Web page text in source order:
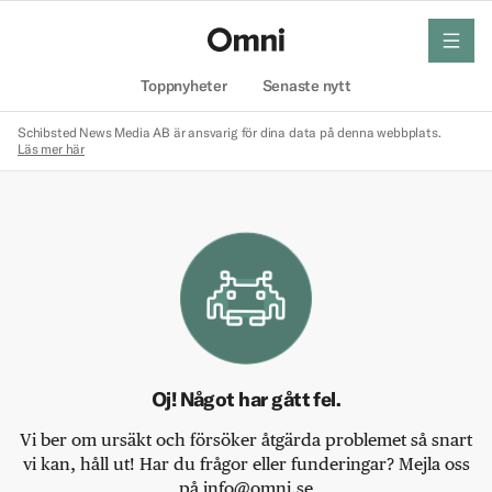
Toppnyheter Senaste nytt
meny
Schibsted News Media AB är ansvarig för dina data på denna webbplats.
Läs mer här
Oj! Något har gått fel.
Vi ber om ursäkt och försöker åtgärda problemet så snart
vi kan, håll ut! Har du frågor eller funderingar? Mejla oss